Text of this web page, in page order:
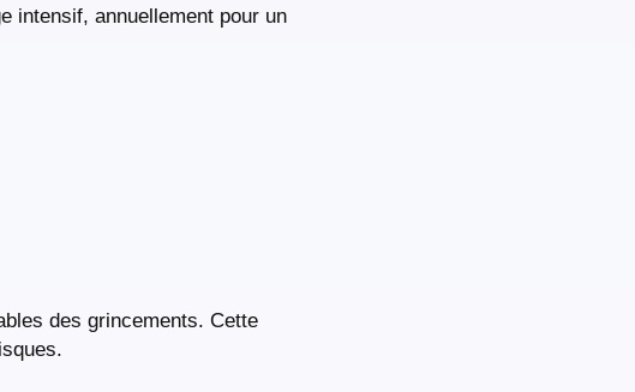
intensif, annuellement pour un
des grincements. Cette